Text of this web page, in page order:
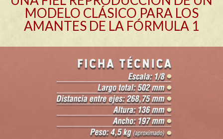
MODELO CLÁSICO PARA LOS
AMANTES DE LA FÓRMULA 1